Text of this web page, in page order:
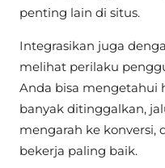
penting lain di situs.
Integrasikan juga
melihat perilaku
Anda bisa mengetahui
banyak ditinggalkan,
mengarah ke konversi,
bekerja paling baik.